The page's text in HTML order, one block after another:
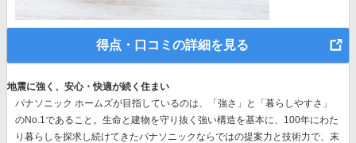
得点・口コミの詳細を見る
地震に強く、安心・快適が続く住まい
パナソニック ホームズが目指しているのは、「強さ」と「暮らしやすさ」
のNo.1であること。生命と建物を守り抜く強い構造を基本に、 100年にわた
り暮らしを探求し続けてきたパナソニックならではの提案力と技術力で、末